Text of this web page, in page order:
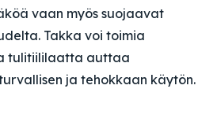
vaan myös suojaavat
Takka voi toimia
tulitiililaatta auttaa
ja tehokkaan käytön.